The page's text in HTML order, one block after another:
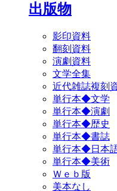
出版物
影印資料
翻刻資料
演劇資料
文学全集
近代雑誌複刻
単行本◆文学
単行本◆演劇
単行本◆歴史
単行本◆書誌
単行本◆日本
単行本◆美術
Ｗｅｂ版
美本なし